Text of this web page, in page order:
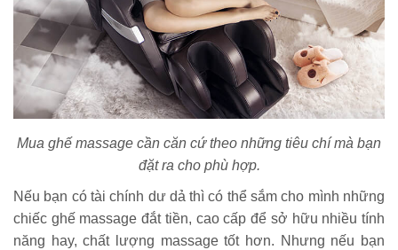
Mua ghế massage cần căn cứ theo những tiêu chí mà bạn
đặt ra cho phù hợp.
Nếu bạn có tài chính dư dả thì có thể sắm cho mình những
chiếc ghế massage đắt tiền, cao cấp để sở hữu nhiều tính
năng hay, chất lượng massage tốt hơn. Nhưng nếu bạn